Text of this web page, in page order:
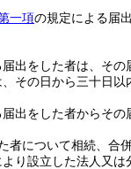
一項の規定による届
出をした者は、その
その日から三十日以
出をした者からそ
者について相続、合
り設立した法人又